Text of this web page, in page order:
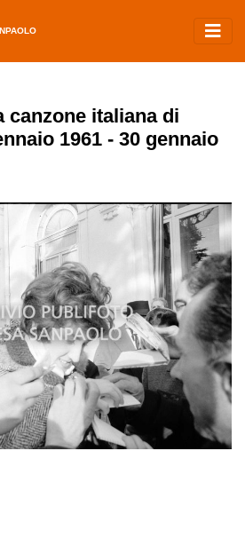
canzone italiana di
1961 - 30 gennaio